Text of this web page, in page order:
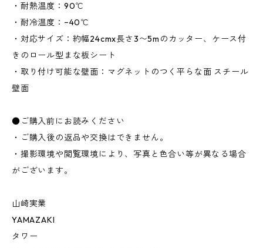
・耐熱温度：90℃
・耐冷温度：−40℃
・対応サイズ：約幅24cmx長さ3〜5mのカッター、ケース付
きのロール型まな板シート
・取り付け可能な壁面：マグネットのつく平らな面 スチール
壁面
●ご購入前にお読みください
・ご購入後の返品や交換はできません。
・撮影環境や閲覧環境により、写真と色合い等が異なる場合
がございます。
山崎実業
YAMAZAKI
タワー